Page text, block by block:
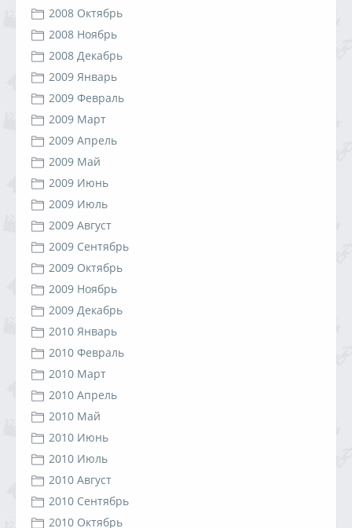
2008 Октябрь
2008 Ноябрь
2008 Декабрь
2009 Январь
2009 Февраль
2009 Март
2009 Апрель
2009 Май
2009 Июнь
2009 Июль
2009 Август
2009 Сентябрь
2009 Октябрь
2009 Ноябрь
2009 Декабрь
2010 Январь
2010 Февраль
2010 Март
2010 Апрель
2010 Май
2010 Июнь
2010 Июль
2010 Август
2010 Сентябрь
2010 Октябрь